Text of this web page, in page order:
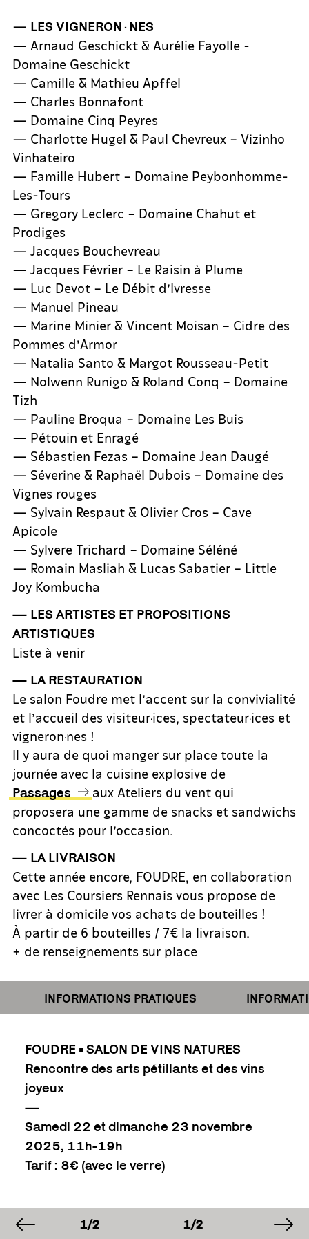
— LES VIGNERON·NES
— Arnaud Geschickt & Aurélie Fayolle -
Domaine Geschickt
— Camille & Mathieu Apffel
— Charles Bonnafont
— Domaine Cinq Peyres
— Charlotte Hugel & Paul Chevreux – Vizinho
Vinhateiro
— Famille Hubert – Domaine Peybonhomme-
Les-Tours
— Gregory Leclerc – Domaine Chahut et
Prodiges
— Jacques Bouchevreau
— Jacques Février – Le Raisin à Plume
— Luc Devot – Le Débit d’Ivresse
— Manuel Pineau
— Marine Minier & Vincent Moisan – Cidre des
Pommes d’Armor
— Natalia Santo & Margot Rousseau-Petit
— Nolwenn Runigo & Roland Conq – Domaine
Tizh
— Pauline Broqua – Domaine Les Buis
— Pétouin et Enragé
— Sébastien Fezas – Domaine Jean Daugé
— Séverine & Raphaël Dubois – Domaine des
Vignes rouges
— Sylvain Respaut & Olivier Cros – Cave
Apicole
— Sylvere Trichard – Domaine Séléné
— Romain Masliah & Lucas Sabatier – Little
Joy Kombucha
— LES ARTISTES ET PROPOSITIONS
ARTISTIQUES
Liste à venir
— LA RESTAURATION
Le salon Foudre met l’accent sur la convivialité
et l’accueil des visiteur·ices, spectateur·ices et
vigneron·nes !
Il y aura de quoi manger sur place toute la
journée avec la cuisine explosive de
Passages
aux Ateliers du vent qui
proposera une gamme de snacks et sandwichs
concoctés pour l’occasion.
— LA LIVRAISON
Cette année encore, FOUDRE, en collaboration
avec Les Coursiers Rennais vous propose de
livrer à domicile vos achats de bouteilles !
À partir de 6 bouteilles / 7€ la livraison.
+ de renseignements sur place
INFORMATIONS PRATIQUES
FOUDRE • SALON DE VINS NATURES
Rencontre des arts pétillants et des vins
joyeux
—
Samedi 22 et dimanche 23 novembre
2025, 11h-19h
Tarif : 8€ (avec le verre)
image précédente
IMAGE
1/2 IMAGE
1/2 1/2